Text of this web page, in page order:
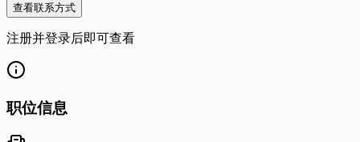
查看联系方式
注册并登录后即可查看
职位信息